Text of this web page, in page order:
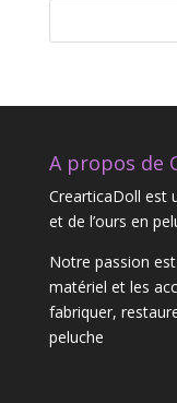
A propos de
CrearticaDoll est
et de l’ours en
Notre passion
matériel et les
fabriquer,
peluche